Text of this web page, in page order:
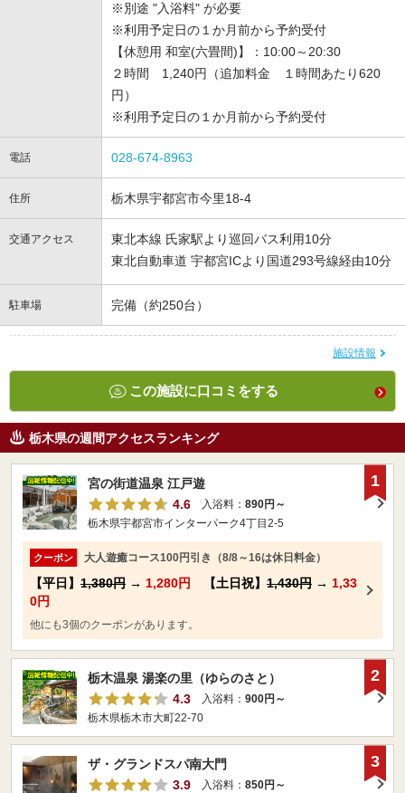
※別途 "入浴料" が必要
※利用予定日の１か月前から予約受付
【休憩用 和室(六畳間)】：10:00～20:30
２時間 1,240円（追加料金 １時間あたり620
円）
※利用予定日の１か月前から予約受付
電話 028-674-8963
住所 栃木県宇都宮市今里18-4
交通アクセス
東北本線 氏家駅より巡回バス利用10分
東北自動車道 宇都宮ICより国道293号線経由10分
駐車場 完備（約250台）
施設情報
この施設に口コミをする
栃木県の週間アクセスランキング
宮の街道温泉 江戸遊
4.6
入浴料： 890円～
栃木県宇都宮市インターパーク4丁目2-5
クーポン 大人遊癒コース100円引き（8/8～16は休日料金）
【平日】 1,380円 → 1,280円 【土日祝】 1,430円 → 1,33
0円
他にも3個のクーポンがあります。
1
栃木温泉 湯楽の里（ゆらのさと）
4.3
入浴料： 900円～
栃木県栃木市大町22-70
2
ザ・グランドスパ南大門
3.9
入浴料： 850円～
3